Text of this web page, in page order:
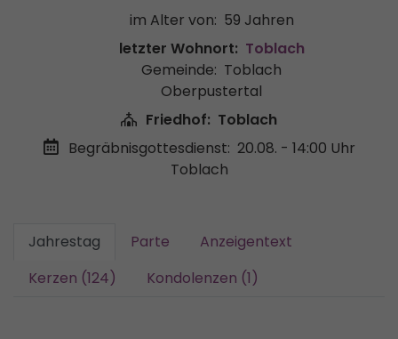
im Alter von: 59 Jahren
letzter Wohnort: Toblach
Gemeinde: Toblach
Oberpustertal
Friedhof: Toblach
Begräbnisgottesdienst: 20.08. - 14:00 Uhr
Toblach
Jahrestag Parte
Anzeigentext
Kerzen (124)
Kondolenzen (1)